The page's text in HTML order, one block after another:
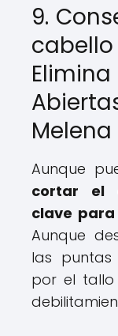
9.
Melena
Aunque
cortar el
clave
Aunque
las puntas
por el